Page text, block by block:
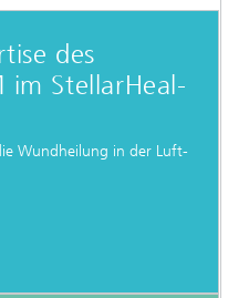
des
im StellarHeal-
Wundheilung in der Luft-